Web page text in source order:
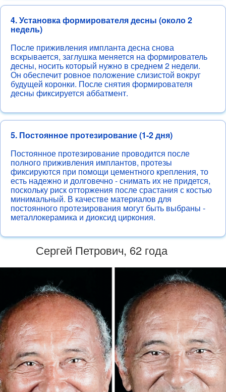
4. Установка формирователя десны (около 2
недель)
После приживления импланта десна снова
вскрывается, заглушка меняется на формирователь
десны, носить который нужно в среднем 2 недели.
Он обеспечит ровное положение слизистой вокруг
будущей коронки. После снятия формирователя
десны фиксируется аббатмент.
5. Постоянное протезирование (1-2 дня)
Постоянное протезирование проводится после
полного приживления имплантов, протезы
фиксируются при помощи цементного крепления, то
есть надежно и долговечно - снимать их не придется,
поскольку риск отторжения после срастания с костью
минимальный. В качестве материалов для
постоянного протезирования могут быть выбраны -
металлокерамика и диоксид циркония.
Сергей Петрович, 62 года